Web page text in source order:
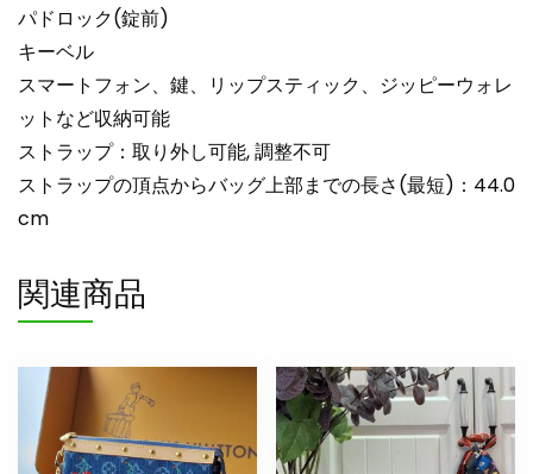
パドロック(錠前)
キーベル
スマートフォン、鍵、リップスティック、ジッピーウォレ
ットなど収納可能
ストラップ：取り外し可能, 調整不可
ストラップの頂点からバッグ上部までの長さ(最短)：44.0
cm
関連商品